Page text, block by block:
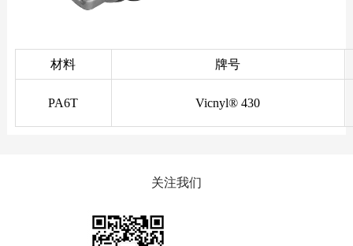
材料 牌号
PA6T Vicnyl® 430
关注我们